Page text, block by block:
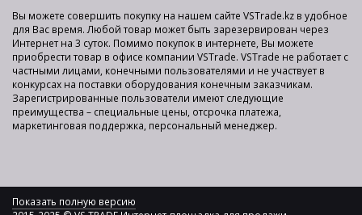
Вы можете совершить покупку на нашем сайте VSTrade.kz в удобное
для Вас время. Любой товар может быть зарезервирован через
Интернет на 3 суток. Помимо покупок в интернете, Вы можете
приобрести товар в офисе компании VSTrade. VSTrade не работает с
частными лицами, конечными пользователями и не участвует в
конкурсах на поставки оборудования конечным заказчикам.
Зарегистрированные пользователи имеют следующие
преимущества – специальные цены, отсрочка платежа,
маркетинговая поддержка, персональный менеджер.
Показать полную версию